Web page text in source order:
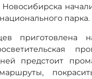
парка.
приготовлена
предстоит